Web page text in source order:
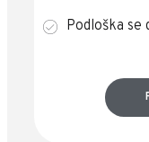
Podloška se